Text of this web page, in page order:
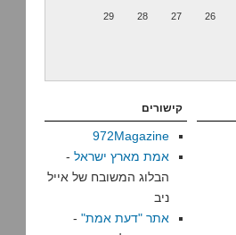
26
27
28
29
קישורים
972Magazine
אמת מארץ ישראל -
הבלוג המשובח של אייל
ניב
אתר "דעת אמת" -